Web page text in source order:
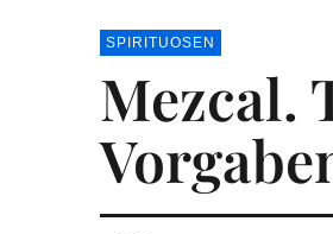
SPIRITUOSEN
Mezcal.